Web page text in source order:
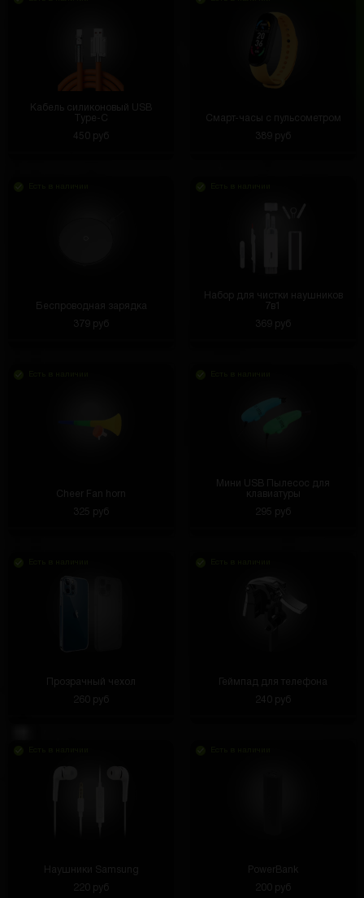
Кабель силиконовый USB
Type-C
450 руб
Смарт-часы с пульсометром
389 руб
Беспроводная зарядка
379 руб
Набор для чистки наушников
7в1
369 руб
Cheer Fan horn
325 руб
Мини USB Пылесос для
клавиатуры
295 руб
Прозрачный чехол
260 руб
Геймпад для телефона
240 руб
Наушники Samsung
220 руб
PowerBank
200 руб